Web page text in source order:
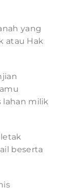
yang
atau Hak
lahan milik
beserta